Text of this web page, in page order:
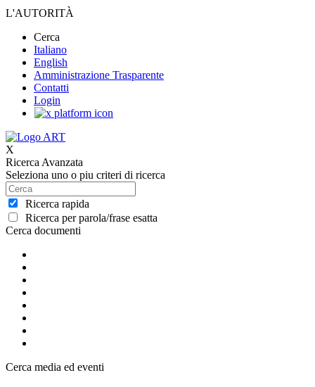
L'AUTORITÀ
Cerca
Italiano
English
Amministrazione Trasparente
Contatti
Login
X
Ricerca Avanzata
Seleziona uno o piu criteri di ricerca
Ricerca rapida
Ricerca per parola/frase esatta
Cerca documenti
Cerca media ed eventi